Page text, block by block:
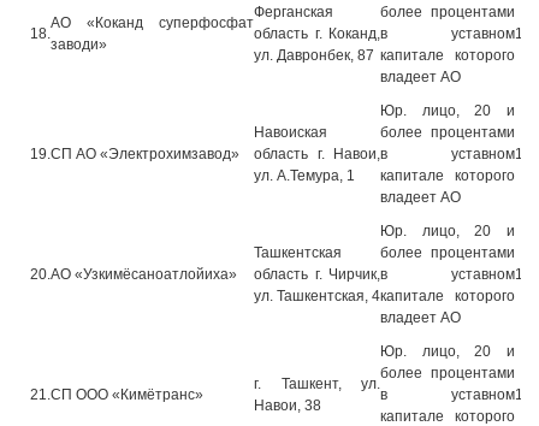
18.
АО «Коканд суперфосфат
заводи»
Ферганская
область г. Коканд,
ул. Давронбек, 87
более процентами
в уставном
капитале которого
владеет АО
19.СП АО «Электрохимзавод»
Навоиская
область г. Навои,
ул. А.Темура, 1
Юр. лицо, 20 и
более процентами
в уставном
капитале которого
владеет АО
20.АО «Узкимёсаноатлойиха»
Ташкентская
область г. Чирчик,
ул. Ташкентская, 4
Юр. лицо, 20 и
более процентами
в уставном
капитале которого
владеет АО
21.СП ООО «Кимётранс»
г. Ташкент, ул.
Навои, 38
Юр. лицо, 20 и
более процентами
в уставном
капитале которого